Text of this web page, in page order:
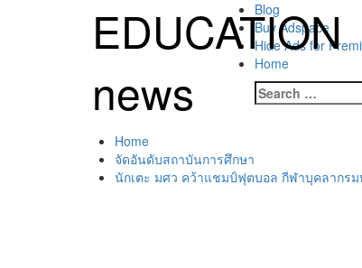
EDUCATION
news
Primary
Menu
Blog
Buy Adspace
Hide Ads for
Home
Search
for:
Home
จัดอันดับสถาบันการศึกษา
นักเตะ มศว คว้าแชมป์ฟุตบอล กีฬาบุคลากรม